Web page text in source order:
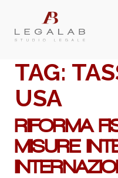
TAG:
USA
RIFORMA
MISURE